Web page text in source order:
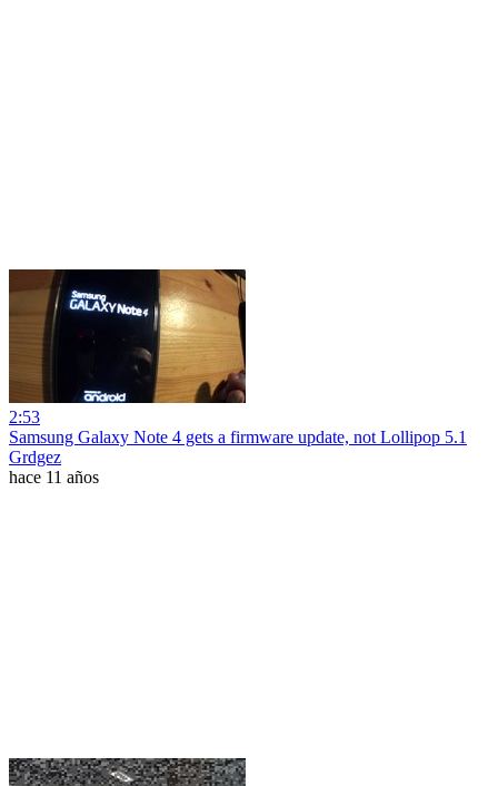
2:53
Samsung Galaxy Note 4 gets a firmware update, not Lollipop 5.1
Grdgez
hace 11 años